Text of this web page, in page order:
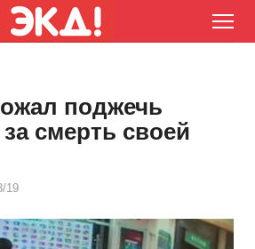
поджечь
смерть своей
19